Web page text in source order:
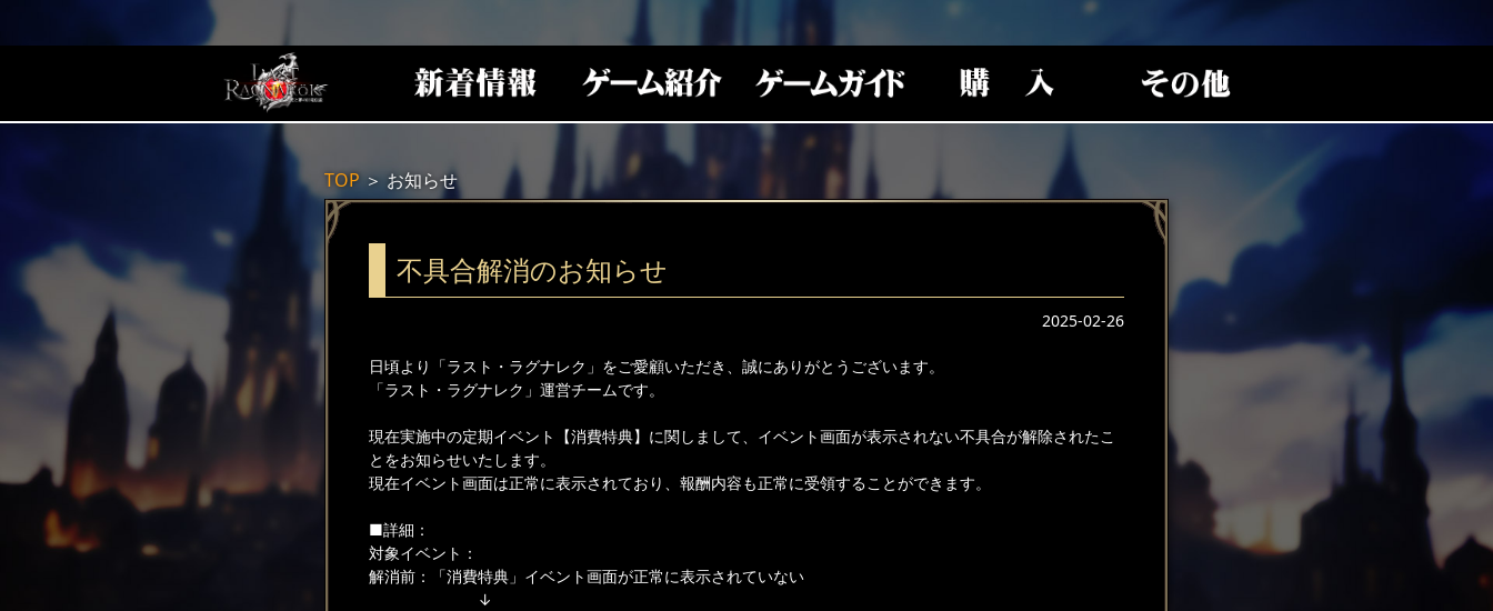
TOP＞お知らせ
不具合解消のお知らせ
2025-02-26
日頃より「ラスト・ラグナレク」をご愛顧いただき、誠にありがとうございます。
「ラスト・ラグナレク」運営チームです。
現在実施中の定期イベント【消費特典】に関しまして、イベント画面が表示されない不具合が解除されたこ
とをお知らせいたします。
現在イベント画面は正常に表示されており、報酬内容も正常に受領することができます。
■詳細：
対象イベント：
解消前：「消費特典」イベント画面が正常に表示されていない
↓